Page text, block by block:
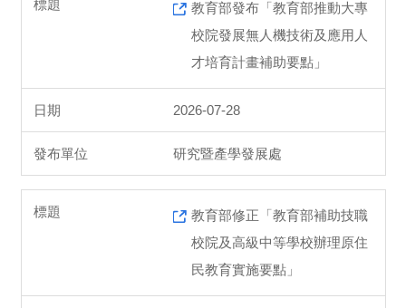
教育部發布「教育部推動大專
校院發展無人機技術及應用人
才培育計畫補助要點」
2026-07-28
研究暨產學發展處
教育部修正「教育部補助技職
校院及高級中等學校辦理原住
民教育實施要點」